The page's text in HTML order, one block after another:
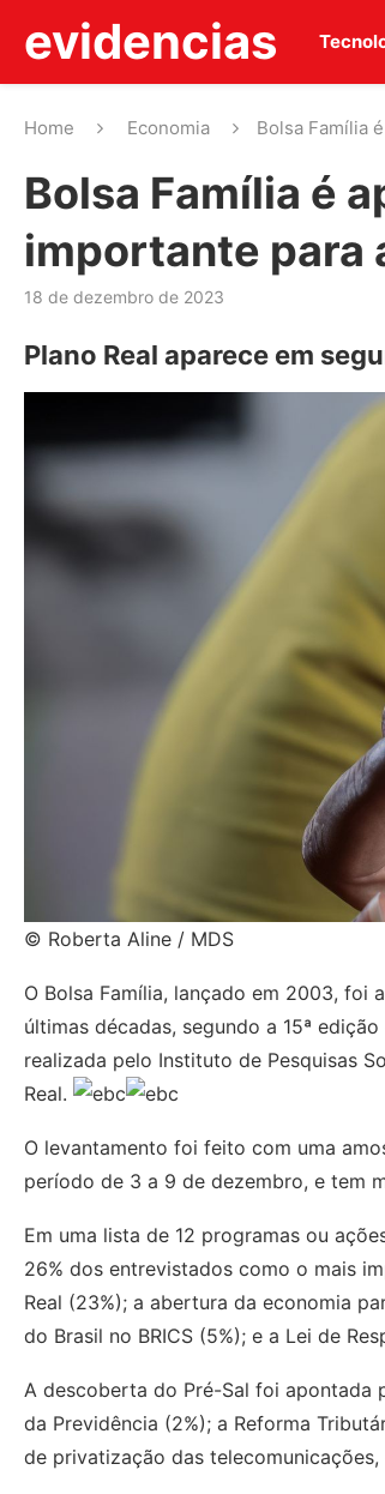
evidencias
Home Economia Bolsa Família
Bolsa Família é
importante para
18 de dezembro de 2023
Plano Real aparece em
© Roberta Aline / MDS
O Bolsa Família, lançado em 2003,
últimas décadas, segundo a 15ª
realizada pelo Instituto de Pesquisas
Real.
O levantamento foi feito com uma
período de 3 a 9 de dezembro, e tem
Em uma lista de 12 programas ou
26% dos entrevistados como o mais
Real (23%); a abertura da economia
do Brasil no BRICS (5%); e a Lei de
A descoberta do Pré-Sal foi apontada
da Previdência (2%); a Reforma
de privatização das telecomunicações,